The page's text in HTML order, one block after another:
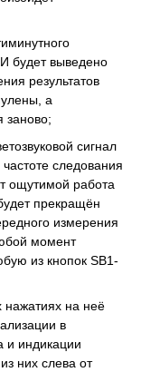
будет выведено
результатов
а
заново;
сигнал
следования
ощутимой работа
прекращён
измерения
момент
из кнопок SB1-
нажатиях на неё
в
и индикации
них слева от